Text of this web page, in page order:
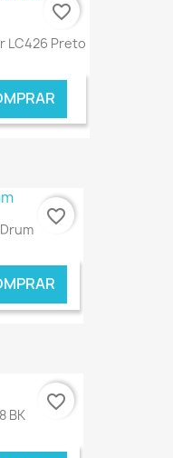
LC426 Preto
favorite_border
€ ONLINE
favorite_border
BK
favorite_border